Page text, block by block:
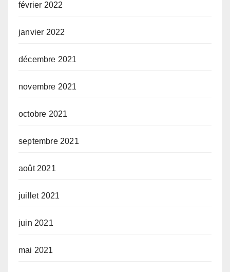
février 2022
janvier 2022
décembre 2021
novembre 2021
octobre 2021
septembre 2021
août 2021
juillet 2021
juin 2021
mai 2021